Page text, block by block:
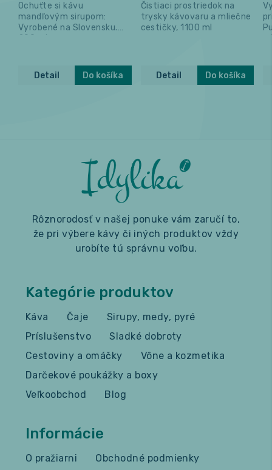
Ochuťte si kávu
mandľovým sirupom:
Vyrobené na Slovensku.
200 ml
Detail Do košíka
Čistiaci prostriedok na
trysky kávovaru a mliečne
cestičky, 1100 ml
Detail Do košíka
Rôznorodosť v našej ponuke vám zaručí to,
že pri výbere kávy či iných produktov vždy
urobíte tú správnu voľbu.
Kategórie produktov
Káva Čaje
Sirupy, medy, pyré
Príslušenstvo
Sladké dobroty
Cestoviny a omáčky
Vône a kozmetika
Darčekové poukážky a boxy
Veľkoobchod
Blog
Informácie
O pražiarni
Obchodné podmienky